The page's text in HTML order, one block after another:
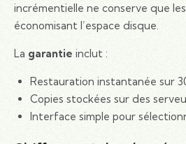
incrémentielle ne conserve que
économisant l’espace disque.
La garantie inclut :
Restauration instantanée sur
Copies stockées sur des
Interface simple pour